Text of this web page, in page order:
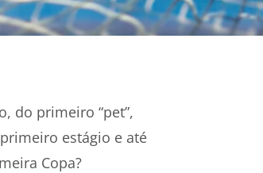
do primeiro “pet”,
estágio e até
Copa?